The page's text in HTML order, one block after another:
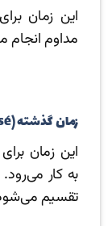
این زمان
مداوم انجام
زمان گذشته (Le passé)
این زمان
به کار
تقسیم